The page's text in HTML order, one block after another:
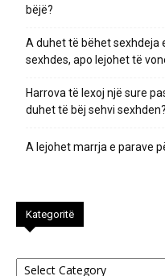
bëjë?
A duhet të bëhet sexhdeja
sexhdes, apo lejohet të
Harrova të lexoj një sure
duhet të bëj sehvi sexhden?
A lejohet marrja e parave
Kategoritë
Kategoritë